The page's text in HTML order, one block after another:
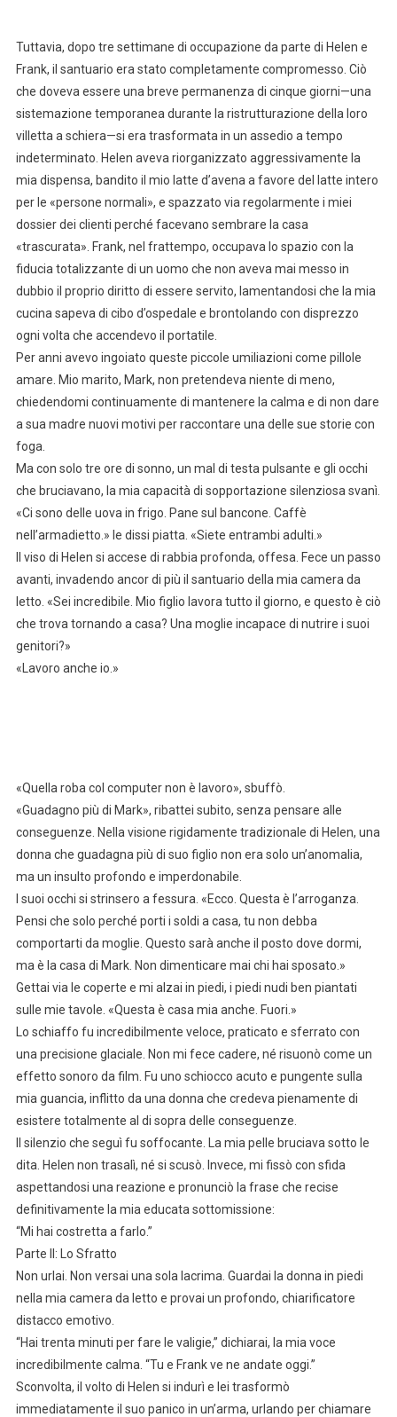
Tuttavia, dopo tre settimane di occupazione da parte di Helen e
Frank, il santuario era stato completamente compromesso. Ciò
che doveva essere una breve permanenza di cinque giorni—una
sistemazione temporanea durante la ristrutturazione della loro
villetta a schiera—si era trasformata in un assedio a tempo
indeterminato. Helen aveva riorganizzato aggressivamente la
mia dispensa, bandito il mio latte d’avena a favore del latte intero
per le «persone normali», e spazzato via regolarmente i miei
dossier dei clienti perché facevano sembrare la casa
«trascurata». Frank, nel frattempo, occupava lo spazio con la
fiducia totalizzante di un uomo che non aveva mai messo in
dubbio il proprio diritto di essere servito, lamentandosi che la mia
cucina sapeva di cibo d’ospedale e brontolando con disprezzo
ogni volta che accendevo il portatile.
Per anni avevo ingoiato queste piccole umiliazioni come pillole
amare. Mio marito, Mark, non pretendeva niente di meno,
chiedendomi continuamente di mantenere la calma e di non dare
a sua madre nuovi motivi per raccontare una delle sue storie con
foga.
Ma con solo tre ore di sonno, un mal di testa pulsante e gli occhi
che bruciavano, la mia capacità di sopportazione silenziosa svanì.
«Ci sono delle uova in frigo. Pane sul bancone. Caffè
nell’armadietto.» le dissi piatta. «Siete entrambi adulti.»
Il viso di Helen si accese di rabbia profonda, offesa. Fece un passo
avanti, invadendo ancor di più il santuario della mia camera da
letto. «Sei incredibile. Mio figlio lavora tutto il giorno, e questo è ciò
che trova tornando a casa? Una moglie incapace di nutrire i suoi
genitori?»
«Lavoro anche io.»
«Quella roba col computer non è lavoro», sbuffò.
«Guadagno più di Mark», ribattei subito, senza pensare alle
conseguenze. Nella visione rigidamente tradizionale di Helen, una
donna che guadagna più di suo figlio non era solo un’anomalia,
ma un insulto profondo e imperdonabile.
I suoi occhi si strinsero a fessura. «Ecco. Questa è l’arroganza.
Pensi che solo perché porti i soldi a casa, tu non debba
comportarti da moglie. Questo sarà anche il posto dove dormi,
ma è la casa di Mark. Non dimenticare mai chi hai sposato.»
Gettai via le coperte e mi alzai in piedi, i piedi nudi ben piantati
sulle mie tavole. «Questa è casa mia anche. Fuori.»
Lo schiaffo fu incredibilmente veloce, praticato e sferrato con
una precisione glaciale. Non mi fece cadere, né risuonò come un
effetto sonoro da film. Fu uno schiocco acuto e pungente sulla
mia guancia, inflitto da una donna che credeva pienamente di
esistere totalmente al di sopra delle conseguenze.
Il silenzio che seguì fu soffocante. La mia pelle bruciava sotto le
dita. Helen non trasalì, né si scusò. Invece, mi fissò con sfida
aspettandosi una reazione e pronunciò la frase che recise
definitivamente la mia educata sottomissione:
“Mi hai costretta a farlo.”
Parte II: Lo Sfratto
Non urlai. Non versai una sola lacrima. Guardai la donna in piedi
nella mia camera da letto e provai un profondo, chiarificatore
distacco emotivo.
“Hai trenta minuti per fare le valigie,” dichiarai, la mia voce
incredibilmente calma. “Tu e Frank ve ne andate oggi.”
Sconvolta, il volto di Helen si indurì e lei trasformò
immediatamente il suo panico in un’arma, urlando per chiamare